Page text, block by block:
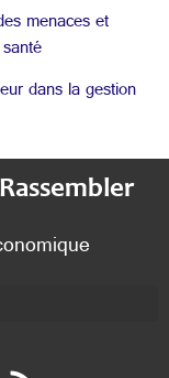
menaces et
dans la gestion